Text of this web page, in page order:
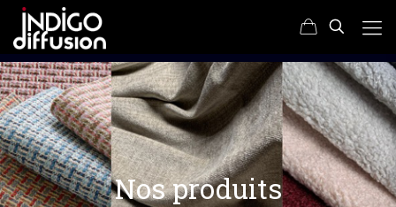
Nos produits